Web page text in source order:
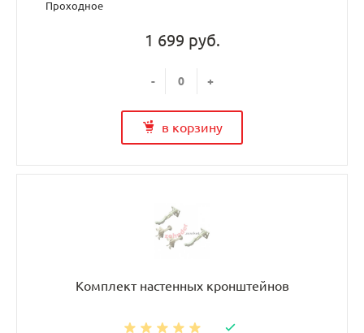
Проходное
1 699 руб.
- +
в корзину
Комплект настенных кронштейнов